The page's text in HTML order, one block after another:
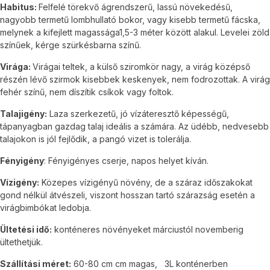
Habitus: Felfelé törekvő ágrendszerű, lassú növekedésű,
nagyobb termetű lombhullató bokor, vagy kisebb termetű fácska,
melynek a kifejlett magassága1,5-3 méter között alakul. Levelei zöld
színűek, kérge szürkésbarna színű.
Virága: Virágai teltek, a külső sziromkör nagy, a virág középső
részén lévő szirmok kisebbek keskenyek, nem fodrozottak. A virág
fehér színű, nem díszítik csíkok vagy foltok.
Talajigény: Laza szerkezetű, jó vízáteresztő képességű,
tápanyagban gazdag talaj ideális a számára. Az üdébb, nedvesebb
talajokon is jól fejlődik, a pangó vizet is tolerálja.
Fényigény: Fényigényes cserje, napos helyet kíván.
Vízigény: Közepes vízigényű növény, de a száraz időszakokat
gond nélkül átvészeli, viszont hosszan tartó szárazság esetén a
virágbimbókat ledobja.
Ültetési idő: konténeres növényeket márciustól novemberig
ültethetjük.
Szállítási méret: 60-80 cm cm magas, 3L konténerben